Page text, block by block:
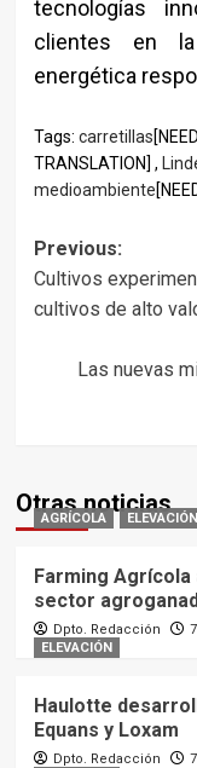
tecnologías
clientes en
energética
Tags: carretillas
TRANSLATION] ,
medioambiente
Post
Previous:
Cultivos
cultivos de alto
Las nuevas
Otras noticias
AGRÍCOLA ELEVACIÓN
Farming
sector
Dpto. Redacción
ELEVACIÓN
Haulotte
Equans y Loxam
Dpto. Redacción